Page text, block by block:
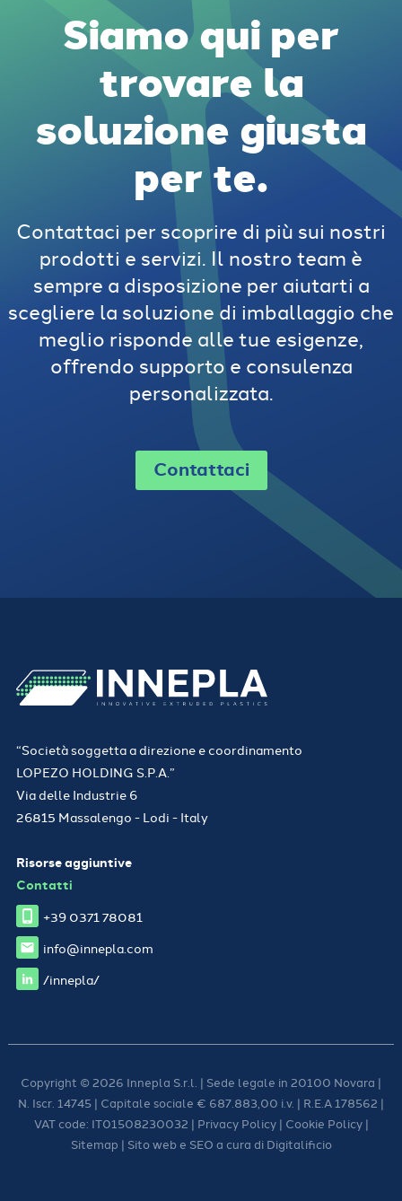
Siamo qui per
trovare la
soluzione giusta
per te.
Contattaci per scoprire di più sui nostri
prodotti e servizi. Il nostro team è
sempre a disposizione per aiutarti a
scegliere la soluzione di imballaggio che
meglio risponde alle tue esigenze,
offrendo supporto e consulenza
personalizzata.
Contattaci
“Società soggetta a direzione e coordinamento
LOPEZO HOLDING S.P.A.”
Via delle Industrie 6
26815 Massalengo - Lodi - Italy
Risorse aggiuntive
Contatti
+39 0371 78081
info@innepla.com
/innepla/
Copyright © 2026 Innepla S.r.l. | Sede legale in 20100 Novara |
N. Iscr. 14745 | Capitale sociale € 687.883,00 i.v. | R.E.A 178562 |
VAT code: IT01508230032 | Privacy Policy| Cookie Policy|
Sitemap | Sito web e SEO a cura di Digitalificio